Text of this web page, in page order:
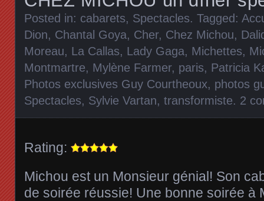
Posted in: cabarets, Spectacles. Tagged:
Dion, Chantal Goya, Cher, Chez Michou,
Moreau, La Callas, Lady Gaga, Michettes,
Montmartre, Mylène Farmer, paris, Patricia
Photos exclusives Guy Courtheoux, photos
Spectacles, Sylvie Vartan, transformiste. 2
Rating:
Michou est un Monsieur génial! Son
de soirée réussie! Une bonne soirée à